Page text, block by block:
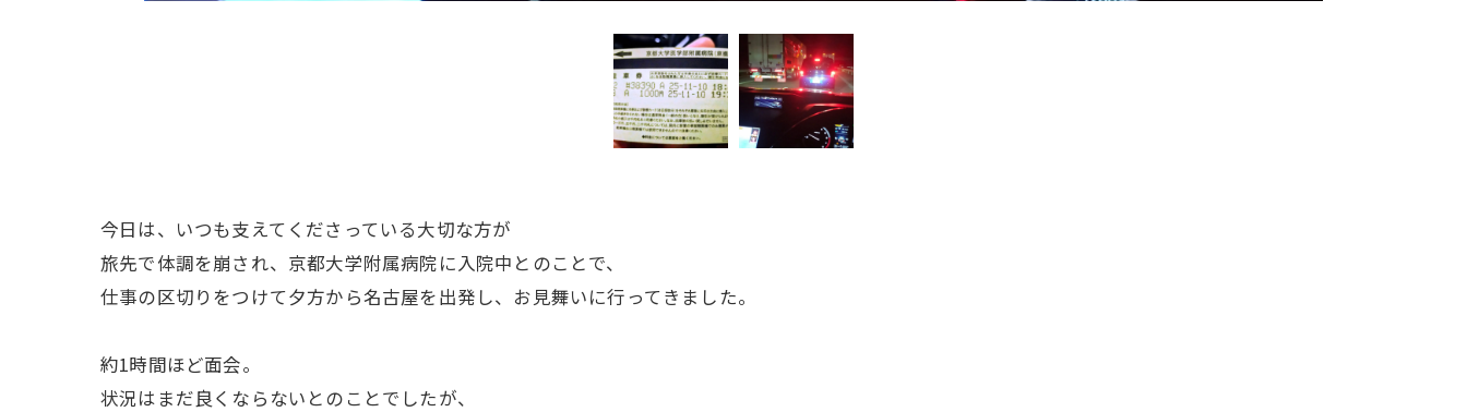
今日は、いつも支えてくださっている大切な方が
旅先で体調を崩され、京都大学附属病院に入院中とのことで、
仕事の区切りをつけて夕方から名古屋を出発し、お見舞いに行ってきました。
約1時間ほど面会。
状況はまだ良くならないとのことでしたが、